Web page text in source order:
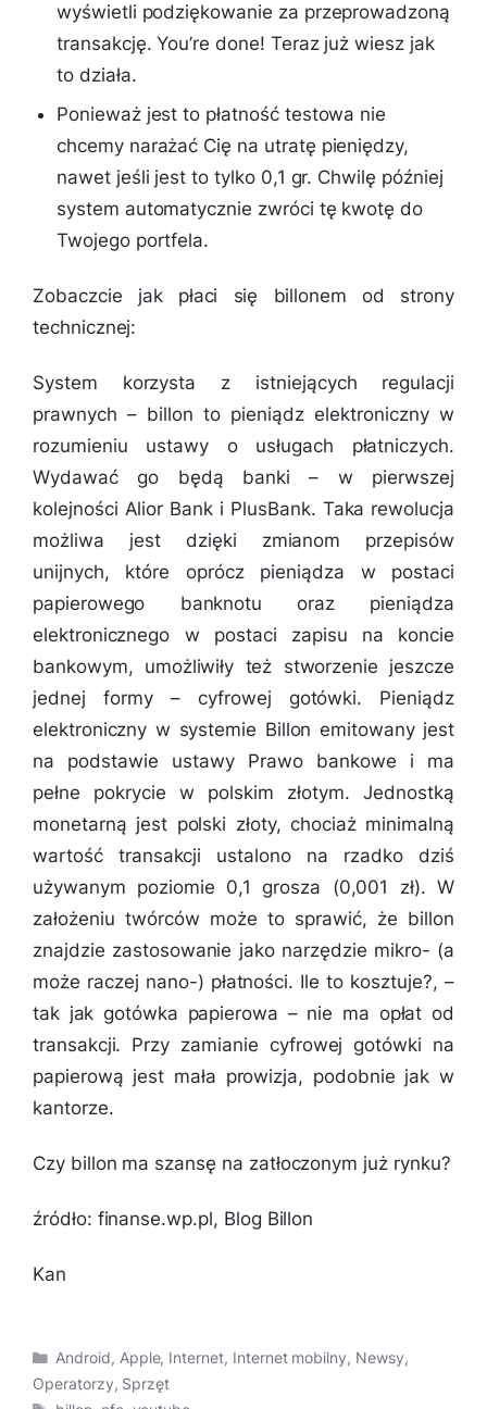
wyświetli podziękowanie za przeprowadzoną
transakcję. You’re done! Teraz już wiesz jak
to działa.
Ponieważ jest to płatność testowa nie
chcemy narażać Cię na utratę pieniędzy,
nawet jeśli jest to tylko 0,1 gr. Chwilę później
system automatycznie zwróci tę kwotę do
Twojego portfela.
Zobaczcie jak płaci się billonem od strony
technicznej:
System korzysta z istniejących regulacji
prawnych – billon to pieniądz elektroniczny w
rozumieniu ustawy o usługach płatniczych.
Wydawać go będą banki – w pierwszej
kolejności Alior Bank i PlusBank. Taka rewolucja
możliwa jest dzięki zmianom przepisów
unijnych, które oprócz pieniądza w postaci
papierowego banknotu oraz pieniądza
elektronicznego w postaci zapisu na koncie
bankowym, umożliwiły też stworzenie jeszcze
jednej formy – cyfrowej gotówki. Pieniądz
elektroniczny w systemie Billon emitowany jest
na podstawie ustawy Prawo bankowe i ma
pełne pokrycie w polskim złotym. Jednostką
monetarną jest polski złoty, chociaż minimalną
wartość transakcji ustalono na rzadko dziś
używanym poziomie 0,1 grosza (0,001 zł). W
założeniu twórców może to sprawić, że billon
znajdzie zastosowanie jako narzędzie mikro- (a
może raczej nano-) płatności. Ile to kosztuje?, –
tak jak gotówka papierowa – nie ma opłat od
transakcji. Przy zamianie cyfrowej gotówki na
papierową jest mała prowizja, podobnie jak w
kantorze.
Czy billon ma szansę na zatłoczonym już rynku?
źródło: finanse.wp.pl, Blog Billon
Kan
Kategorie
Android, Apple, Internet, Internet mobilny, Newsy,
Operatorzy, Sprzęt